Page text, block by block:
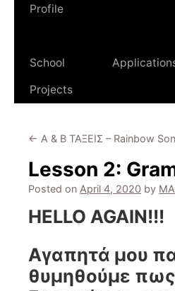
Profile
School
Projects
← Α & Β ΤΑΞΕΙΣ – Rainbow
Lesson 2:
Posted on April 4, 2020 by
HELLO AGAIN!!!
Αγαπητά μου
θυμηθούμε πως